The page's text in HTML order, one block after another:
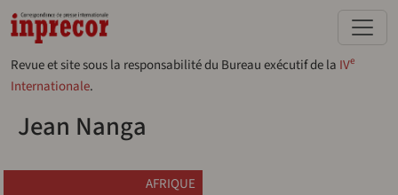
Aller au contenu principal
Revue et site sous la responsabilité du Bureau exécutif de la IVe
Internationale.
Jean Nanga
AFRIQUE